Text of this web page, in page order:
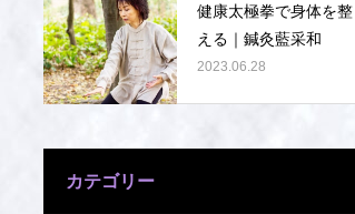
健康太極拳で身体を整
える｜鍼灸藍采和
2023.06.28
カテゴリー